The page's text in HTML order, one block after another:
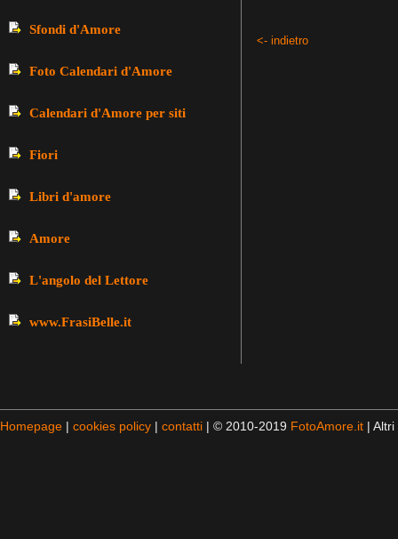
Sfondi d'Amore
Foto Calendari d'Amore
Calendari d'Amore per siti
Fiori
Libri d'amore
Amore
L'angolo del Lettore
www.FrasiBelle.it
<- indietro
Homepage | cookies policy | contatti | © 2010-2019 FotoAmore.it |